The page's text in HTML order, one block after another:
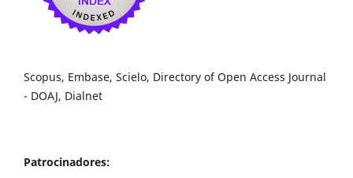
Scopus, Embase, Scielo, Directory of Open Access Journal
- DOAJ, Dialnet
Patrocinadores: